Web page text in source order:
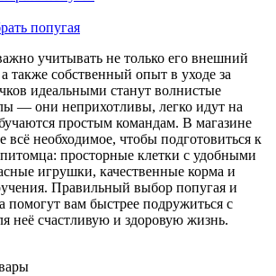
попугая
учитывать не только его внешний
также собственный опыт в уходе за
идеальными станут волнистые
— они неприхотливы, легко идут на
простым командам. В магазине
всё необходимое, чтобы подготовиться к
просторные клетки с удобными
игрушки, качественные корма и
Правильный выбор попугая и
помогут вам быстрее подружиться с
неё счастливую и здоровую жизнь.